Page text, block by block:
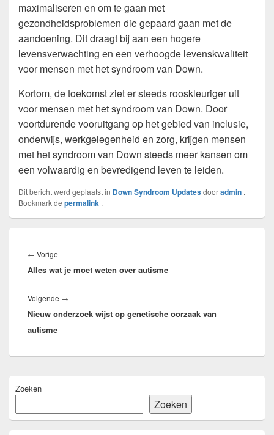
maximaliseren en om te gaan met
gezondheidsproblemen die gepaard gaan met de
aandoening. Dit draagt bij aan een hogere
levensverwachting en een verhoogde levenskwaliteit
voor mensen met het syndroom van Down.
Kortom, de toekomst ziet er steeds rooskleuriger uit
voor mensen met het syndroom van Down. Door
voortdurende vooruitgang op het gebied van inclusie,
onderwijs, werkgelegenheid en zorg, krijgen mensen
met het syndroom van Down steeds meer kansen om
een volwaardig en bevredigend leven te leiden.
Dit bericht werd geplaatst in Down Syndroom Updatesdooradmin .
Bookmark de permalink .
navigatie
← Vorige
bericht:
Alles wat je moet weten over autisme
Volgende →
bericht:
Nieuw onderzoek wijst op genetische oorzaak van
autisme
zijbalk
gebied
Zoeken
Zoeken